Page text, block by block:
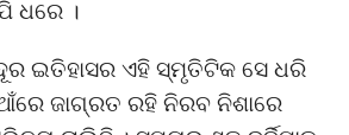
ଧରେ ।
ଇତିହାସର ଏହି ସ୍ମୃତିଟିକ ସେ ଧରି
ଜାଗ୍ରତ ରହି ନିରବ ନିଶାରେ